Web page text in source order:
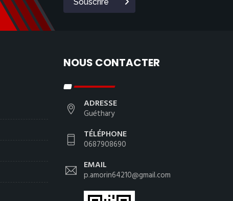
NOUS CONTACTER
ADRESSE
Guéthary
TÉLÉPHONE
0687908690
EMAIL
p.amorin64210@gmail.com